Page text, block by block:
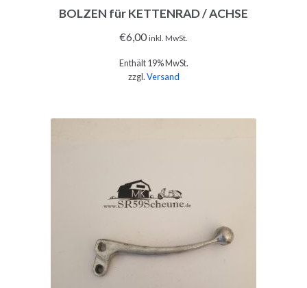
BOLZEN für KETTENRAD / ACHSE
€6,00 inkl. MwSt.
Enthält 19% MwSt.
zzgl.Versand